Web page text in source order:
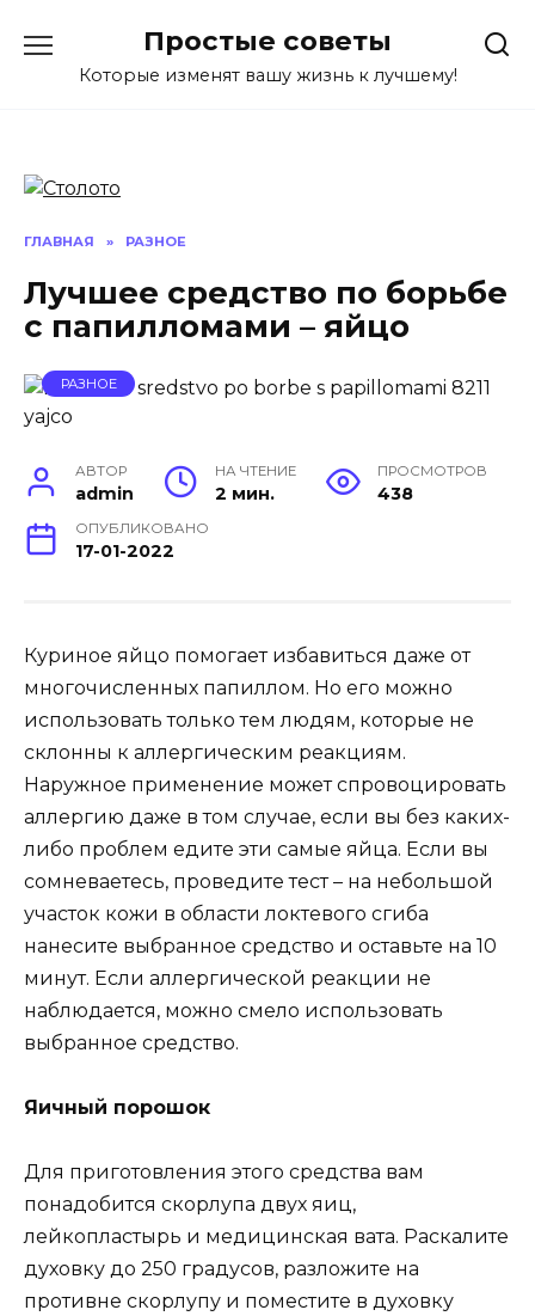
содержанию
Простые советы
Которые изменят вашу жизнь к лучшему!
ГЛАВНАЯ » РАЗНОЕ
Лучшее средство по борьбе
с папилломами – яйцо
РАЗНОЕ
АВТОР
admin
НА ЧТЕНИЕ
2 мин.
ПРОСМОТРОВ
438
ОПУБЛИКОВАНО
17-01-2022
Куриное яйцо помогает избавиться даже от
многочисленных папиллом. Но его можно
использовать только тем людям, которые не
склонны к аллергическим реакциям.
Наружное применение может спровоцировать
аллергию даже в том случае, если вы без каких-
либо проблем едите эти самые яйца. Если вы
сомневаетесь, проведите тест – на небольшой
участок кожи в области локтевого сгиба
нанесите выбранное средство и оставьте на 10
минут. Если аллергической реакции не
наблюдается, можно смело использовать
выбранное средство.
Яичный порошок
Для приготовления этого средства вам
понадобится скорлупа двух яиц,
лейкопластырь и медицинская вата. Раскалите
духовку до 250 градусов, разложите на
противне скорлупу и поместите в духовку